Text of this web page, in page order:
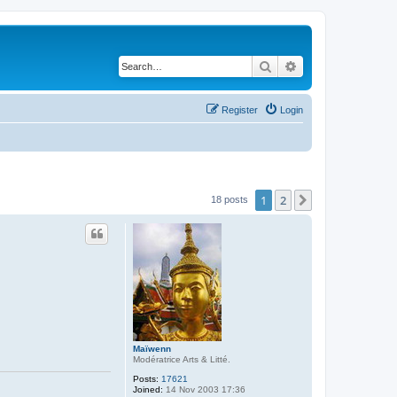
Search
Login
Register
18 posts 1 2
Maïwenn
Modératrice Arts & Litté.
Posts: 17621
Joined: 14 Nov 2003 17:36